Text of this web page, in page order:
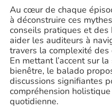
Au cœur de chaque
à déconstruire ces
conseils pratiques et des
aider les auditeurs à
travers la complexité
En mettant l’accent sur
bienêtre, le balado
discussions signifiantes
compréhension
quotidienne.